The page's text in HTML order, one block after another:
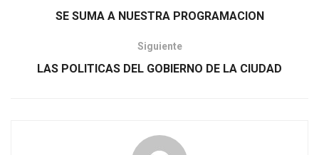
SE SUMA A NUESTRA PROGRAMACION
Siguiente
LAS POLITICAS DEL GOBIERNO DE LA CIUDAD